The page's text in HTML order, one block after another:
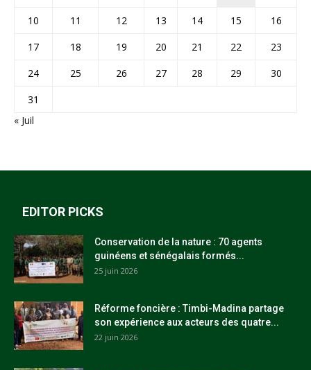
10
11 12 13 14 15
16
17
18 19 20 21 22
23
24
25 26 27 28 29
30
31
« Juil
EDITOR PICKS
Conservation de la nature : 70 agents
guinéens et sénégalais formés...
25 juin 2026
Réforme foncière : Timbi-Madina partage
son expérience aux acteurs des quatre...
22 juin 2026